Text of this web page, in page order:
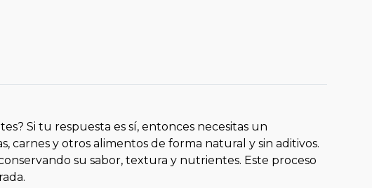
Si tu respuesta es sí, entonces necesitas un
y otros alimentos de forma natural y sin aditivos.
su sabor, textura y nutrientes. Este proceso